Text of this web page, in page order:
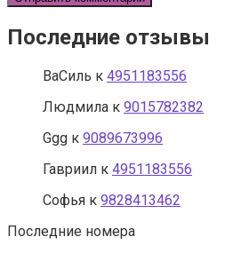
Последние отзывы
ВаСиль к 4951183556
Людмила к 9015782382
Ggg к 9089673996
Гавриил к 4951183556
Софья к 9828413462
Последние номера